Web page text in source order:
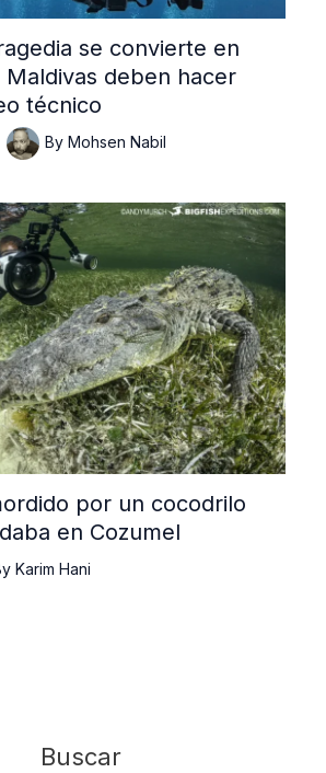
se convierte en
Maldivas deben hacer
técnico
By Mohsen Nabil
por un cocodrilo
en Cozumel
Karim Hani
Buscar